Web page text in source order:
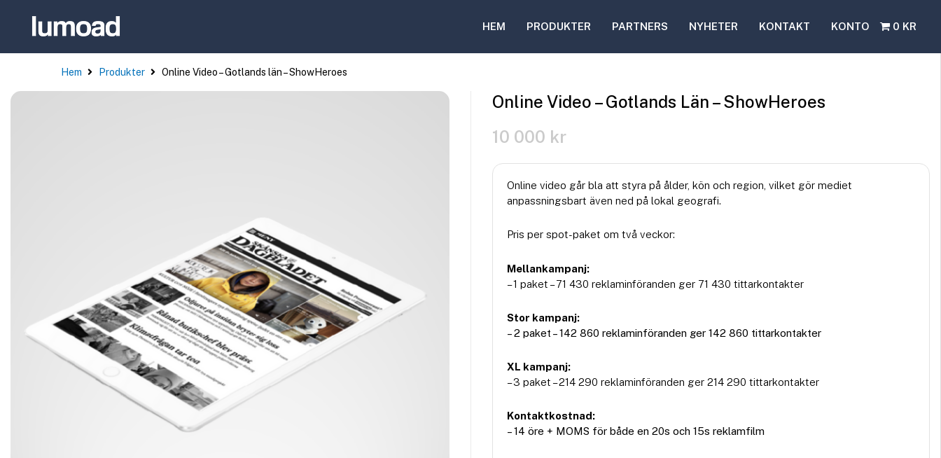
HEM PRODUKTER PARTNERS NYHETER KONTAKT KONTO 0 KR
Hem Produkter Online Video – Gotlands län – ShowHeroes
Online Video – Gotlands Län – ShowHeroes
10 000 kr
Online video går bla att styra på ålder, kön och region, vilket gör mediet
anpassningsbart även ned på lokal geografi.
Pris per spot-paket om två veckor:
Mellankampanj:
– 1 paket – 71 430 reklaminföranden ger 71 430 tittarkontakter
Stor kampanj:
– 2 paket – 142 860 reklaminföranden ger 142 860 tittarkontakter
XL kampanj:
– 3 paket – 214 290 reklaminföranden ger 214 290 tittarkontakter
Kontaktkostnad:
– 14 öre + MOMS för både en 20s och 15s reklamfilm